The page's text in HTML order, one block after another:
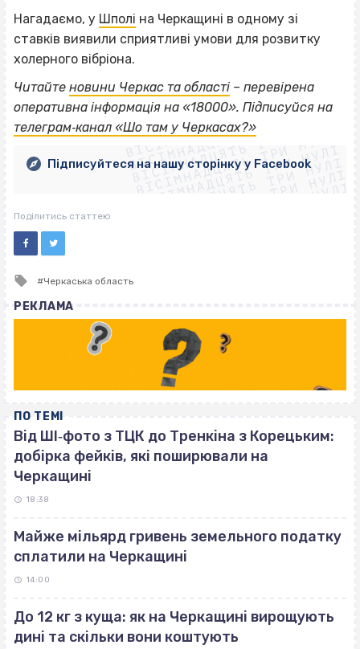
Нагадаємо, у Шполі на Черкащині в одному зі
ставків виявили сприятливі умови для розвитку
холерного вібріона.
Читайте новини Черкас та області – перевірена
оперативна інформація на «18000». Підписуйся на
телеграм‐канал «Шо там у Черкасах?»
ВІСІМНАДЦЯТЬ ТРИ НУЛІ
ВІСІМНАДЦЯТЬ ТРИ НУЛІ
ВІСІМНАДЦЯТЬ ТРИ НУЛІ
ВІСІМНАДЦЯТЬ ТРИ НУЛІ
ВІСІМНАДЦЯТЬ ТРИ НУЛІ
ВІСІМНАДЦЯТЬ ТРИ НУЛІ
ВІСІМНАДЦЯТЬ ТРИ НУЛІ
ВІСІМНАДЦЯТЬ ТРИ НУЛІ
Підписуйтеся на нашу сторінку у Facebook
Поділитись статтею
Tagged
Черкаська область
РЕКЛАМА
ПО ТЕМІ
Від ШІ‐фото з ТЦК до Тренкіна з Корецьким:
добірка фейків, які поширювали на
Черкащині
18:38
Майже мільярд гривень земельного податку
сплатили на Черкащині
14:00
До 12 кг з куща: як на Черкащині вирощують
дині та скільки вони коштують